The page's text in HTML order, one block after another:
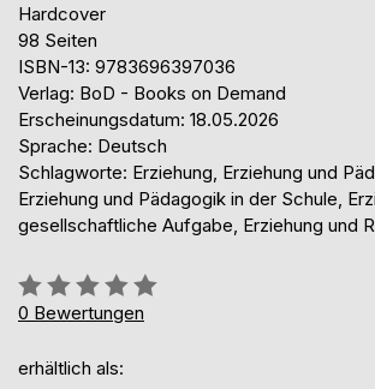
Hardcover
98 Seiten
ISBN-13: 9783696397036
Verlag: BoD - Books on Demand
Erscheinungsdatum: 18.05.2026
Sprache: Deutsch
Schlagworte: Erziehung, Erziehung und
Erziehung und Pädagogik in der Schule,
gesellschaftliche Aufgabe, Erziehung und
Bewertung::
0%
0 Bewertungen
erhältlich als: